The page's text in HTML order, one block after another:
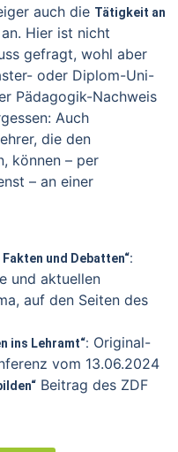
auch die Tätigkeit an
an. Hier ist nicht
gefragt, wohl aber
oder Diplom-Uni-
Pädagogik-Nachweis
Auch
die den
können – per
– an einer
und Debatten“:
und aktuellen
auf den Seiten des
ins Lehramt“: Original-
vom 13.06.2024
Beitrag des ZDF